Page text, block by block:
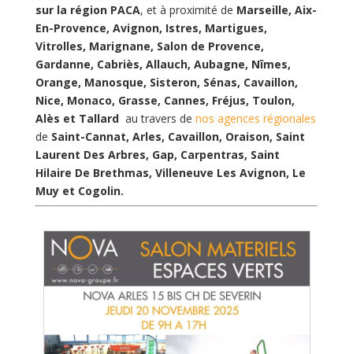
sur la région PACA, et à proximité de Marseille, Aix-
En-Provence, Avignon, Istres, Martigues,
Vitrolles, Marignane, Salon de Provence,
Gardanne, Cabriès, Allauch, Aubagne, Nîmes,
Orange, Manosque, Sisteron, Sénas, Cavaillon,
Nice, Monaco, Grasse, Cannes, Fréjus, Toulon,
Alès et Tallard au travers de nos agences régionales
de Saint-Cannat, Arles, Cavaillon, Oraison, Saint
Laurent Des Arbres, Gap, Carpentras, Saint
Hilaire De Brethmas, Villeneuve Les Avignon, Le
Muy et Cogolin.